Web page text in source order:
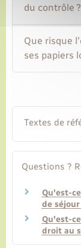
du contrôle ?
Que risque
ses papiers
Textes de
Questions ?
Qu'est-
de séjour
Qu'est-
droit au